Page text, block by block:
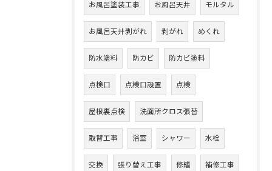
お風呂塗装工事 お風呂天井 モルタル
お風呂天井剥がれ 剥がれ めくれ
防水塗料 防カビ 防カビ塗料
点検口 点検口設置 点検
屋根裏点検 洗面所クロス張替
取替工事 浴室 シャワー 水栓
交換 張り替え工事 修繕 補修工事